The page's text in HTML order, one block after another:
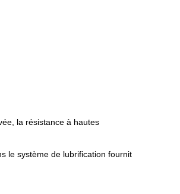
la résistance à hautes
le système de lubrification fournit